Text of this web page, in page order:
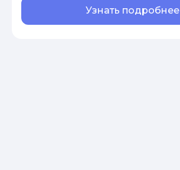
Узнать подробнее